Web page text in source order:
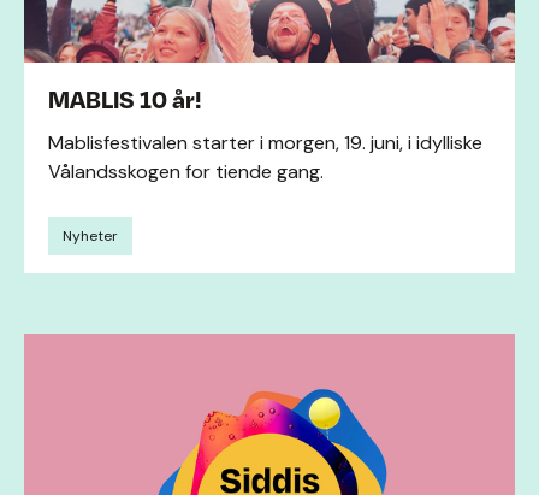
MABLIS 10 år!
Mablisfestivalen starter i morgen, 19. juni, i idylliske
Vålandsskogen for tiende gang.
Nyheter